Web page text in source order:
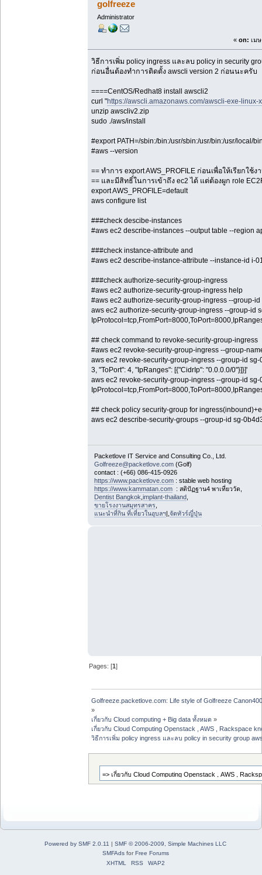
golfreeze
Administrator
« on: เม
วิธีการเพิ่ม policy ingress และลบ policy in security
ก่อนอื่นต้องทำการติดตั้ง awscli version 2 ก่อนนะครับ
====CentOS/Redhat8 install awscli2
curl "https://awscli.amazonaws.com/awscli-exe-linux-
unzip awscliv2.zip
sudo ./aws/install
#export PATH=/sbin:/bin:/usr/sbin:/usr/bin:/usr/local/
#aws --version
== ทำการ export AWS_PROFILE ก่อนเพื่อให้เรียกใช้ง
== และมีสิทธิ์ในการเข้าถึง ec2 ได้ แต่ต้องผูก role
export AWS_PROFILE=default
aws configure list
###check descibe-instances
#aws ec2 describe-instances --output table --region
###check instance-attribute and
#aws ec2 describe-instance-attribute --instance-id i-
###check authorize-security-group-ingress
#aws ec2 authorize-security-group-ingress help
#aws ec2 authorize-security-group-ingress --group-
aws ec2 authorize-security-group-ingress --group-id
## check command to revoke-security-group-ingress
#aws ec2 revoke-security-group-ingress --group-
aws ec2 revoke-security-group-ingress --group-id
3, "ToPort": 4, "IpRanges": [{"CidrIp": "0.0.0.0/0"}]}]'
aws ec2 revoke-security-group-ingress --group-id
## check policy security-group for
aws ec2 describe-security-groups --group-id sg-
Packetlove IT Service and Consulting Co., Ltd.
Golfreeze@packetlove.com(Golf)
contact : (+66) 086-415-0926
https://www.packetlove.com: stable web hosting
https://www.kammatan.com: สติปัฏฐาน4 พาเที่ยววัด,
Dentist Bangkok implant-thailand,
ขายโรงงานสมุทรสาคร,
แนะนำที่กิน ที่เที่ยวในอุบลฯ|, จัดทัวร์ญี่ปุ่น
Pages: [1]
Golfreeze.packetlove.com: Life style of Golfreeze
»
เกี่ยวกับ Cloud computing + Big data ทั้งหมด »
เกี่ยวกับ Cloud Computing Openstack , AWS , Rackspace
วิธีการเพิ่ม policy ingress และลบ policy in security group
Powered by SMF 2.0.11 | SMF © 2006-2009, Simple Machines LLC
SMFAdsforFree Forums
XHTML
RSS WAP2